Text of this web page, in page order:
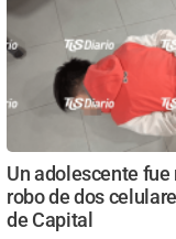
Un adolescente fue
robo de dos
de Capital